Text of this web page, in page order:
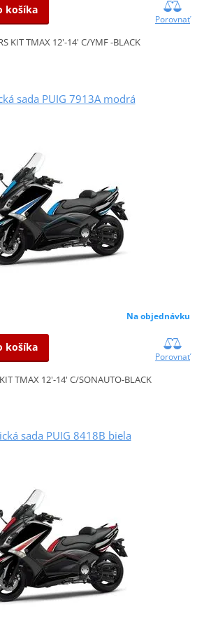
košíka
Porovnať
KIT TMAX 12'-14' C/YMF -BLACK
sada PUIG 7913A modrá
Na objednávku
košíka
Porovnať
TMAX 12'-14' C/SONAUTO-BLACK
sada PUIG 8418B biela